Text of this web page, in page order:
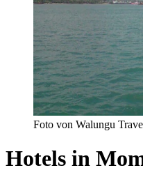
Foto von Walungu
Hotels in